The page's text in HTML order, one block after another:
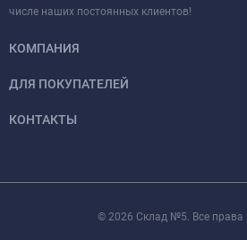
числе наших постоянных клиентов!
КОМПАНИЯ
ДЛЯ ПОКУПАТЕЛЕЙ
КОНТАКТЫ
© 2026 Склад №5. Все